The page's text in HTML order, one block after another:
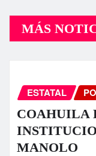
MÁS
ESTATAL
COAHUILA
MANOLO